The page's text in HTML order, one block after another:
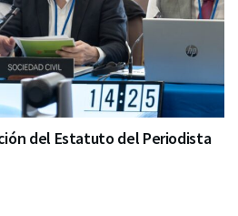
del Estatuto del Periodista